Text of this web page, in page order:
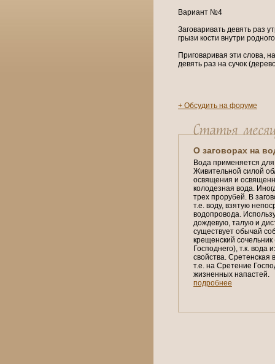
Вариант №4
Заговаривать девять раз
грызи кости внутри
Приговаривая эти слова,
девять раз на сучок
+ Обсудить на форуме
О заговорах на
Вода применяется
Живительной силой
освящения и
колодезная вода.
трех прорубей. В
т.е. воду, взятую
водопровода.
дождевую, талую и
существует обычай
крещенский
Господнего), т.к. вода
свойства. Сретенская
т.е. на Сретение
жизненных напастей.
подробнее